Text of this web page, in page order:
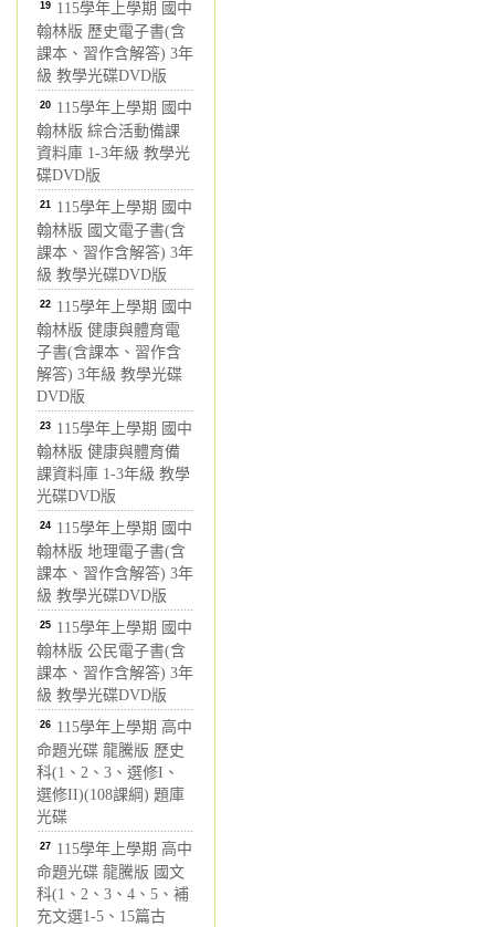
19 115學年上學期 國中
翰林版 歷史電子書(含
課本、習作含解答) 3年
級 教學光碟DVD版
20 115學年上學期 國中
翰林版 綜合活動備課
資料庫 1-3年級 教學光
碟DVD版
21 115學年上學期 國中
翰林版 國文電子書(含
課本、習作含解答) 3年
級 教學光碟DVD版
22 115學年上學期 國中
翰林版 健康與體育電
子書(含課本、習作含
解答) 3年級 教學光碟
DVD版
23 115學年上學期 國中
翰林版 健康與體育備
課資料庫 1-3年級 教學
光碟DVD版
24 115學年上學期 國中
翰林版 地理電子書(含
課本、習作含解答) 3年
級 教學光碟DVD版
25 115學年上學期 國中
翰林版 公民電子書(含
課本、習作含解答) 3年
級 教學光碟DVD版
26 115學年上學期 高中
命題光碟 龍騰版 歷史
科(1、2、3、選修I、
選修II)(108課綱) 題庫
光碟
27 115學年上學期 高中
命題光碟 龍騰版 國文
科(1、2、3、4、5、補
充文選1-5、15篇古